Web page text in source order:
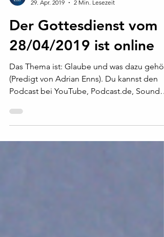
Gospel Church Team
29. Apr. 2019
2 Min. Lesezeit
Der Gottesdienst vom
28/04/2019 ist online
Das Thema ist: Glaube und was dazu gehört
Podcast bei YouTube, Podcast.de, Sound
Cloud und...